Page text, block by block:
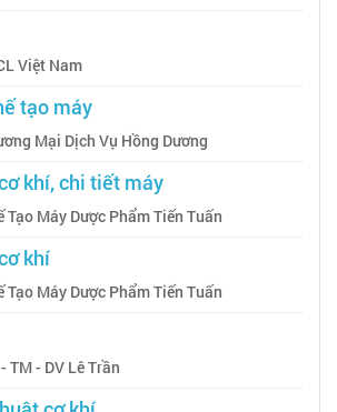
Việt Nam
tạo máy
Mại Dịch Vụ Hồng Dương
khí, chi tiết máy
Tạo Máy Dược Phẩm Tiến Tuấn
khí
Tạo Máy Dược Phẩm Tiến Tuấn
TM - DV Lê Trần